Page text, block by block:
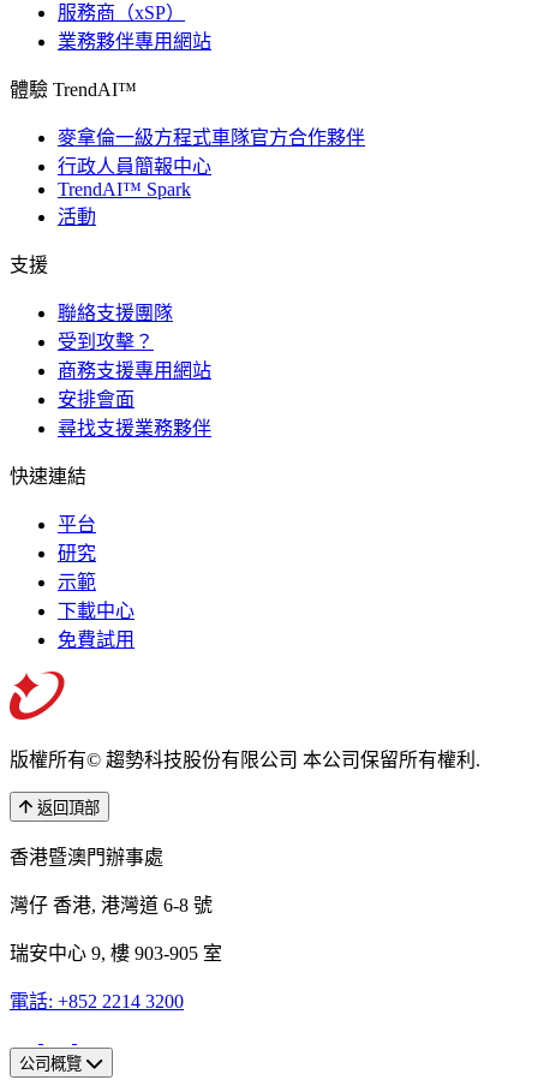
服務商（xSP）
業務夥伴專用網站
體驗 TrendAI™
麥拿倫一級方程式車隊官方合作夥伴
行政人員簡報中心
TrendAI™ Spark
活動
支援
聯絡支援團隊
受到攻擊？
商務支援專用網站
安排會面
尋找支援業務夥伴
快速連結
平台
研究
示範
下載中心
免費試用
版權所有© 趨勢科技股份有限公司 本公司保留所有權利.
返回頂部
香港暨澳門辦事處
灣仔 香港, 港灣道 6-8 號
瑞安中心 9, 樓 903-905 室
電話: +852 2214 3200
公司概覽